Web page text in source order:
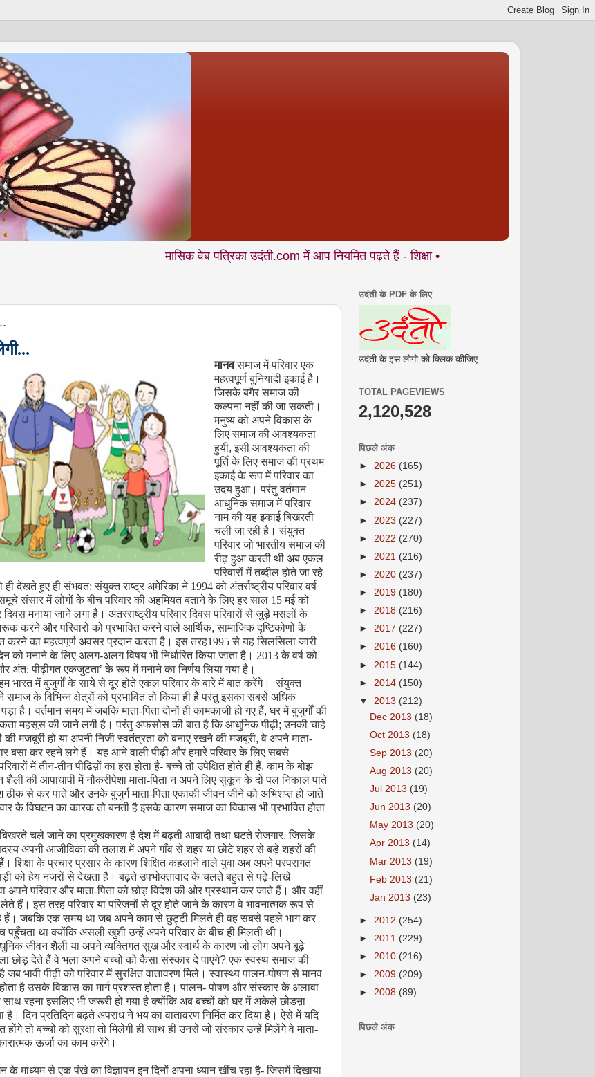
मासिक वेब पत्रिका उदंती.com में आप नियमित पढ़ते हैं - शिक्षा • समाज • कला- संस्कृति • पर्यावरण आदि से
मानवसमाज में परिवार एक
महत्वपूर्ण बुनियादी इकाई है।
जिसके बगैर समाज की
कल्पना नहीं की जा सकती।
मनुष्य को अपने विकास के
लिए समाज की आवश्यकता
हुयी,इसी आवश्यकता की
पूर्ति के लिए समाज की प्रथम
इकाई के रूप में परिवार का
उदय हुआ। परंतु वर्तमान
आधुनिक समाज में परिवार
नाम की यह इकाई बिखरती
चली जा रही है। संयुक्त
परिवार जो भारतीय समाज की
रीढ़ हुआ करती थी अब एकल
परिवारों में तब्दील होते जा रहे
देखते हुए ही संभवत: संयुक्त राष्ट्र अमेरिका ने 1994 को अंतर्राष्ट्रीय परिवार वर्ष
संसार में लोगों के बीच परिवार की अहमियत बताने के लिए हर साल 15 मई को
दिवस मनाया जाने लगा है। अंतरराष्ट्रीय परिवार दिवस परिवारों से जुड़े मसलों के
करने और परिवारों को प्रभावित करने वाले आर्थिक,सामाजिक दृष्टिकोणों के
करने का महत्वपूर्ण अवसर प्रदान करता है। इस तरह1995 से यह सिलसिला जारी
को मनाने के लिए अलग-अलग विषय भी निर्धारित किया जाता है। 2013 के वर्ष को
अंत: पीढ़ीगत एकजुटता’के रूप में मनाने का निर्णय लिया गया है।
भारत में बुजुर्गों के साये से दूर होते एकल परिवार के बारे में बात करेंगे। संयुक्त
समाज के विभिन्न क्षेत्रों को प्रभावित तो किया ही है परंतु इसका सबसे अधिक
है। वर्तमान समय में जबकि माता-पिता दोनों ही कामकाजी हो गए हैं,घर में बुजुर्गों की
महसूस की जाने लगी है। परंतु अफसोस की बात है कि आधुनिक पीढ़ी;उनकी चाहे
मजबूरी हो या अपनी निजी स्वतंत्रता को बनाए रखने की मजबूरी,वे अपने माता-
बसा कर रहने लगे हैं। यह आने वाली पीढ़ी और हमारे परिवार के लिए सबसे
में तीन-तीन पीढिय़ों का हस होता है- बच्चे तो उपेक्षित होते ही हैं,काम के बोझ
की आपाधापी में नौकरीपेशा माता-पिता न अपने लिए सुकून के दो पल निकाल पाते
ठीक से कर पाते और उनके बुजुर्ग माता-पिता एकाकी जीवन जीने को अभिशप्त हो जाते
के विघटन का कारक तो बनती है इसके कारण समाज का विकास भी प्रभावित होता
चले जाने का प्रमुखकारण है देश में बढ़ती आबादी तथा घटते रोजगार,जिसके
अपनी आजीविका की तलाश में अपने गाँव से शहर या छोटे शहर से बड़े शहरों की
शिक्षा के प्रचार प्रसार के कारण शिक्षित कहलाने वाले युवा अब अपने परंपरागत
को हेय नजरों से देखता है। बढ़ते उपभोक्तावाद के चलते बहुत से पढ़े-लिखे
अपने परिवार और माता-पिता को छोड़ विदेश की ओर प्रस्थान कर जाते हैं। और वहीं
लेते हैं। इस तरह परिवार या परिजनों से दूर होते जाने के कारण वे भावनात्मक रूप से
हैं। जबकि एक समय था जब अपने काम से छुट्टी मिलते ही वह सबसे पहले भाग कर
पहुँचता था क्योंकि असली खुशी उन्हें अपने परिवार के बीच ही मिलती थी।
जीवन शैली या अपने व्यक्तिगत सुख और स्वार्थ के कारण जो लोग अपने बूढ़े
छोड़ देते हैं वे भला अपने बच्चों को कैसा संस्कार दे पाएंगे?एक स्वस्थ समाज की
भावी पीढ़ी को परिवार में सुरक्षित वातावरण मिले। स्वास्थ्य पालन-पोषण से मानव
होता है उसके विकास का मार्ग प्रशस्त होता है। पालन- पोषण और संस्कार के अलावा
साथ रहना इसलिए भी जरूरी हो गया है क्योंकि अब बच्चों को घर में अकेले छोडऩा
है। दिन प्रतिदिन बढ़ते अपराध ने भय का वातावरण निर्मित कर दिया है। ऐसे में यदि
होंगे तो बच्चों को सुरक्षा तो मिलेगी ही साथ ही उनसे जो संस्कार उन्हें मिलेंगे वे माता-
ऊर्जा का काम करेंगे।
के माध्यम से एक पंखे का विज्ञापन इन दिनों अपना ध्यान खींच रहा है- जिसमें दिखाया
उदंती के PDF के लिए
उदंती के इस लोगो को क्लिक कीजिए
TOTAL PAGEVIEWS
2,120,528
पिछले अंक
► 2026 (165)
► 2025 (251)
► 2024 (237)
► 2023 (227)
► 2022 (270)
► 2021 (216)
► 2020 (237)
► 2019 (180)
► 2018 (216)
► 2017 (227)
► 2016 (160)
► 2015 (144)
► 2014 (150)
▼ 2013 (212)
Dec 2013 (18)
Oct 2013 (18)
Sep 2013 (20)
Aug 2013 (20)
Jul 2013 (19)
Jun 2013 (20)
May 2013 (20)
Apr 2013 (14)
Mar 2013 (19)
Feb 2013 (21)
Jan 2013 (23)
► 2012 (254)
► 2011 (229)
► 2010 (216)
► 2009 (209)
► 2008 (89)
पिछले अंक